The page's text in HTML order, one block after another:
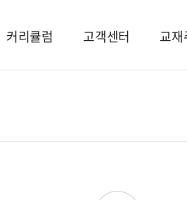
커리큘럼 고객센터 교